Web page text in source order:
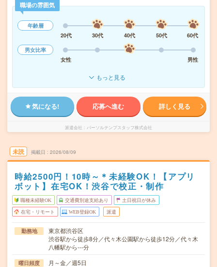
職場の雰囲気
年齢層
20代
30代 40代 50代
60代
男女比率
女性
男性
もっと見る
気になる! 応募へ進む 詳しく見る
派遣会社 パーソルテンプスタッフ株式会社
未読 掲載日 2026/08/09
時給2500円！10時～＊未経験OK！【アプリ
ボット】在宅OK！渋谷で校正・制作
職種未経験OK 交通費別途支給あり 土日祝日が休み
在宅・リモート WEB登録OK 派遣
勤務地
東京都渋谷区
渋谷駅から徒歩8分／代々木公園駅から徒歩12分／代々木
八幡駅から---分
曜日頻度 月～金／週5日